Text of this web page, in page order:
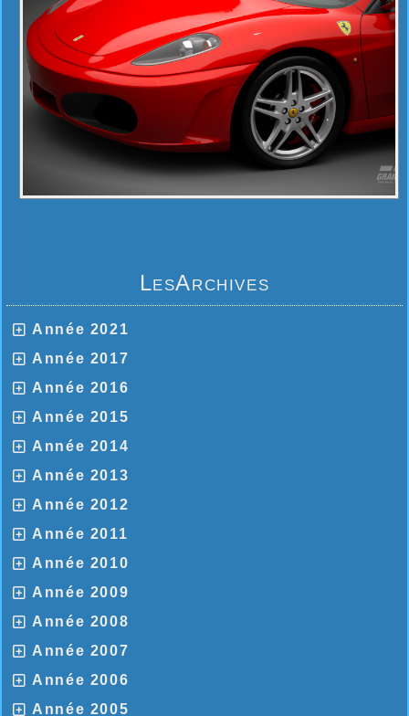
LesArchives
Année 2021
Année 2017
Année 2016
Année 2015
Année 2014
Année 2013
Année 2012
Année 2011
Année 2010
Année 2009
Année 2008
Année 2007
Année 2006
Année 2005